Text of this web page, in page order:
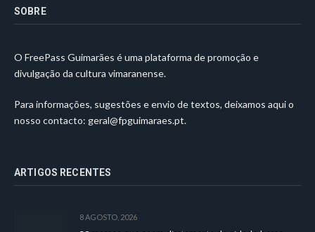
SOBRE
O FreePass Guimarães é uma plataforma de promoção e
divulgação da cultura vimaranense.
Para informações, sugestões e envio de textos, deixamos aqui o
nosso contacto: geral@fpguimaraes.pt.
ARTIGOS RECENTES
8 AGOSTO, 2026